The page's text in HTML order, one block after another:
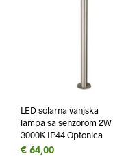
LED solarna vanjska
lampa sa senzorom 2W
3000K IP44 Optonica
€ 64,00